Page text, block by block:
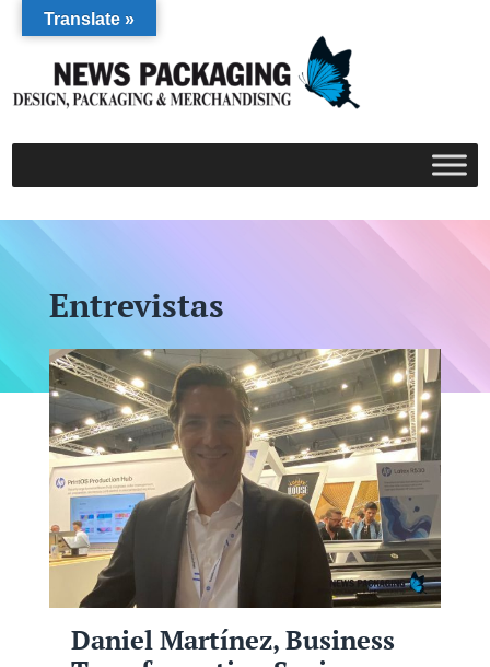
Entrevistas
Daniel Martínez, Business
Translate »